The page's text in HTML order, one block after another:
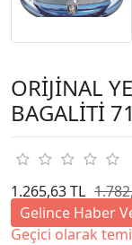
ORİJİNAL
BAGALİTİ
1.265,63 TL
Gelince Haber
Geçici olarak